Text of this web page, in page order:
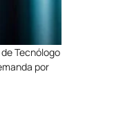
Tecnólogo
por